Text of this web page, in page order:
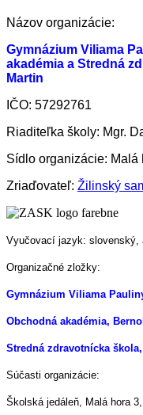
Názov organizácie:
Gymnázium Viliama
akadémia a Stredná
Martin
IČO: 57292761
Riaditeľka školy: Mgr.
Sídlo organizácie: Malá
Zriaďovateľ: Žilinský
Vyučovací jazyk: slovenský,
Organizačné zložky:
Gymnázium Viliama
Obchodná akadémia,
Stredná zdravotnícka
Súčasti organizácie:
Školská jedáleň, Malá hora